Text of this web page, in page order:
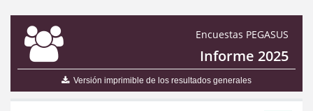
Encuestas PEGASUS
Informe 2025
Versión imprimible de los resultados generales